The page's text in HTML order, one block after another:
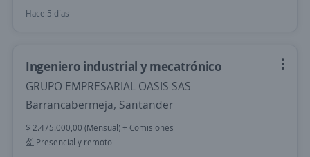
Hace 5 días
Ingeniero industrial y mecatrónico
GRUPO EMPRESARIAL OASIS SAS
Barrancabermeja, Santander
$ 2.475.000,00 (Mensual) + Comisiones
Presencial y remoto